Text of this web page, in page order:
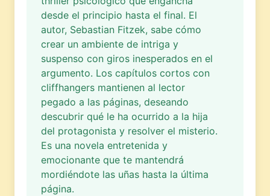
desde el principio hasta el final. El
autor, Sebastian Fitzek, sabe cómo
crear un ambiente de intriga y
suspenso con giros inesperados en el
argumento. Los capítulos cortos con
cliffhangers mantienen al lector
pegado a las páginas, deseando
descubrir qué le ha ocurrido a la hija
del protagonista y resolver el misterio.
Es una novela entretenida y
emocionante que te mantendrá
mordiéndote las uñas hasta la última
página.